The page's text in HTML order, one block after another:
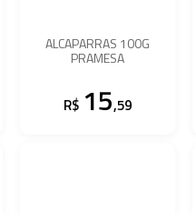
ALCAPARRAS 100G
PRAMESA
R$ 15,59